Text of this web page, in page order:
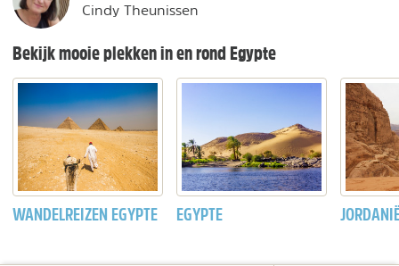
Cindy Theunissen
Bekijk mooie plekken in en rond Egypte
WANDELREIZEN EGYPTE EGYPTE